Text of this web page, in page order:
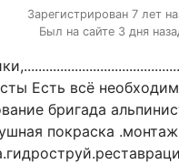
Зарегистрирован 7 лет
Был на сайте 3 дня
Есть всё
бригада
покраска